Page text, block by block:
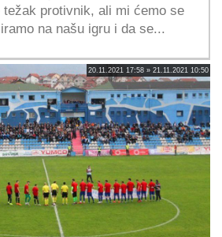
težak protivnik, ali mi ćemo se
na našu igru i da se...
20.11.2021 17:58 » 21.11.2021 10:50